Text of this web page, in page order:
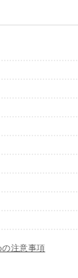
注意事項